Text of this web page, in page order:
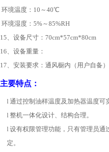
环境温度：10～40℃
环境湿度：5%～85%RH
15、设备尺寸：70cm*57cm*80cm
16、设备重量：
17、安装要求：通风橱内（用户自备）
主要特点：
l 通过控制油样温度及加热器温度可
l 整机一体化设计、结构合理。
l 设有权限管理功能，只有管理员通
定。